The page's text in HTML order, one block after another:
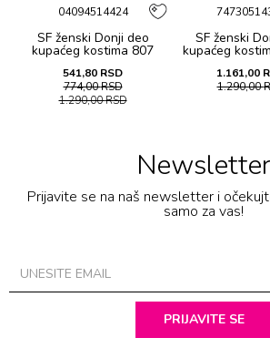
04094514424
SF ženski Donji deo
kupaćeg kostima 807
541,80 RSD
774,00RSD
1.290,00RSD
SF ženski
kupaćeg
1.161,00
1.290,00
Newsletter
Prijavite se na naš newsletter i
samo za vas!
PRIJAVITE SE